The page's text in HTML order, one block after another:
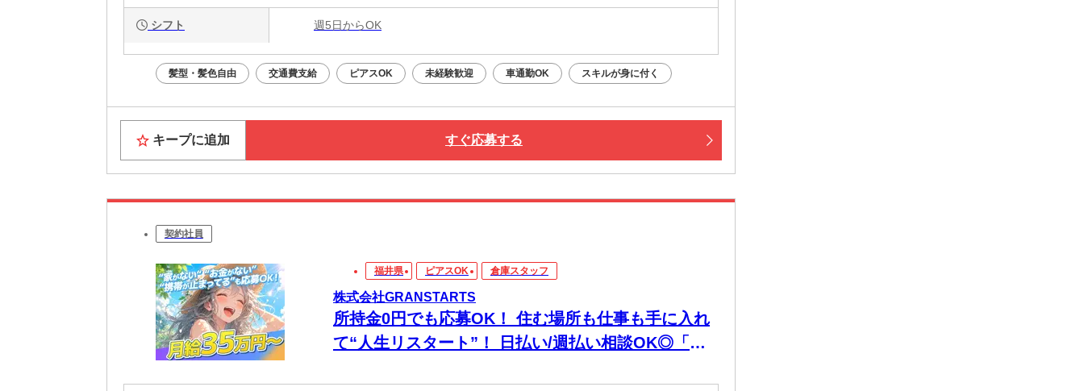
シフト 週5日からOK
髪型・髪色自由 交通費支給 ピアスOK 未経験歓迎 車通勤OK スキルが身に付く
キープに追加 すぐ応募する
契約社員
福井県 ピアスOK 倉庫スタッフ
株式会社GRANSTARTS
所持金0円でも応募OK！ 住む場所も仕事も手に入れ
て“人生リスタート”！ 日払い/週払い相談OK◎「今